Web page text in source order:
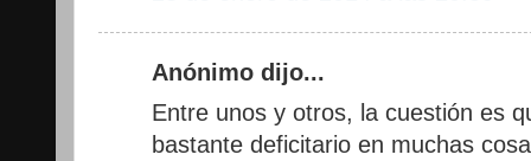
Anónimo dijo...
Entre unos y otros, la cuestión es
bastante deficitario en muchas